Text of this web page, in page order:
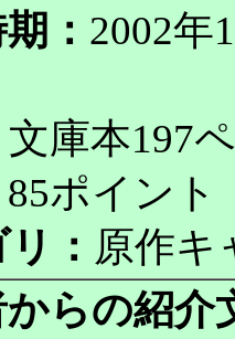
： 2002年
文庫本197
85ポイント
： 原作キ
からの紹介